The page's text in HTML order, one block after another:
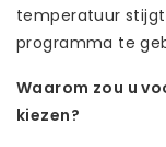
temperatuur
programma te
Waarom zou u
kiezen?